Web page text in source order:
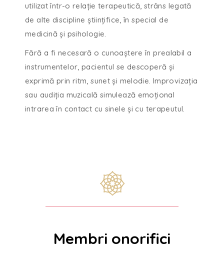
utilizat într-o relație terapeutică, strâns legată
de alte discipline științifice, în special de
medicină și psihologie.
Fără a fi necesară o cunoaștere în prealabil a
instrumentelor, pacientul se descoperă și
exprimă prin ritm, sunet și melodie. Improvizația
sau audiția muzicală simulează emoțional
intrarea în contact cu sinele și cu terapeutul.
Membri onorifici